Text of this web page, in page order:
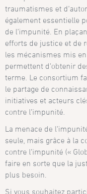
traumatismes et
également essentielle
de l’impunité. En
efforts de justice et de
les mécanismes mis
permettent d’obtenir
terme. Le consortium
le partage de
initiatives et acteurs
contre l’impunité.
La menace de
seule, mais grâce à la
contre l’impunité («
faire en sorte que la
plus besoin.
Si vous souhaitez